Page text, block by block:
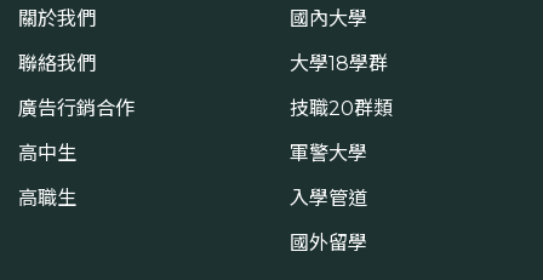
關於我們
聯絡我們
廣告行銷合作
高中生
高職生
國內大學
大學18學群
技職20群類
軍警大學
入學管道
國外留學